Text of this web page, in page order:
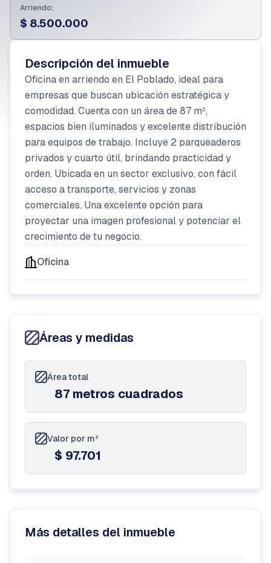
Arriendo:
$ 8.500.000
Descripción del inmueble
Oficina en arriendo en El Poblado, ideal para
empresas que buscan ubicación estratégica y
comodidad. Cuenta con un área de 87 m²,
espacios bien iluminados y excelente distribución
para equipos de trabajo. Incluye 2 parqueaderos
privados y cuarto útil, brindando practicidad y
orden. Ubicada en un sector exclusivo, con fácil
acceso a transporte, servicios y zonas
comerciales. Una excelente opción para
proyectar una imagen profesional y potenciar el
crecimiento de tu negocio.
Oficina
Áreas y medidas
Área total
87 metros cuadrados
Valor por m²
$ 97.701
Más detalles del inmueble